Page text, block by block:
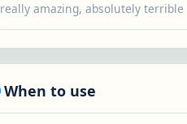
really amazing, absolutely terrible
When to use